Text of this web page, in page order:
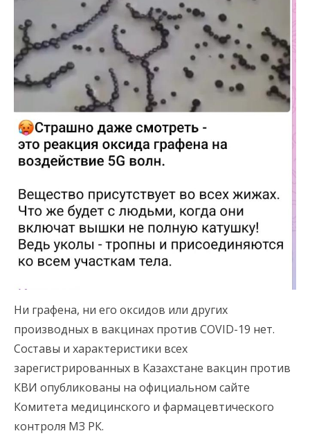
Ни графена, ни его оксидов или других
производных в вакцинах против COVID-19 нет.
Составы и характеристики всех
зарегистрированных в Казахстане вакцин против
КВИ опубликованы на официальном сайте
Комитета медицинского и фармацевтического
контроля МЗ РК.